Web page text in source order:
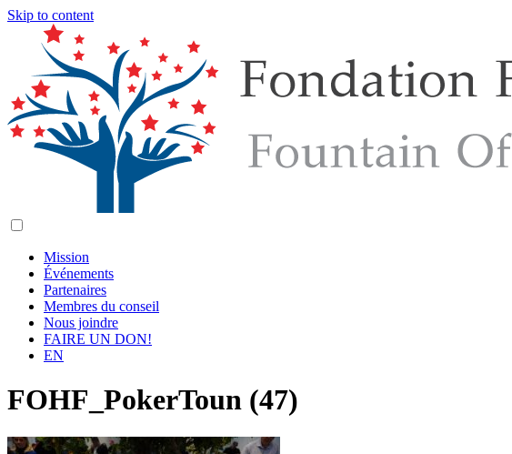
Skip to content
Mission
Événements
Partenaires
Membres du conseil
Nous joindre
FAIRE UN DON!
EN
FOHF_PokerToun (47)